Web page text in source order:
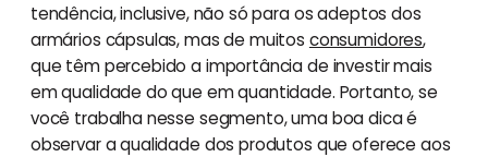
tendência, inclusive, não só para os adeptos dos
armários cápsulas, mas de muitos consumidores,
que têm percebido a importância de investir mais
em qualidade do que em quantidade. Portanto, se
você trabalha nesse segmento, uma boa dica é
observar a qualidade dos produtos que oferece aos